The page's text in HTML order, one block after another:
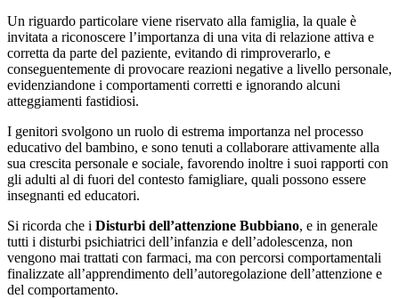
Un riguardo particolare viene riservato alla famiglia, la quale è
invitata a riconoscere l’importanza di una vita di relazione attiva e
corretta da parte del paziente, evitando di rimproverarlo, e
conseguentemente di provocare reazioni negative a livello personale,
evidenziandone i comportamenti corretti e ignorando alcuni
atteggiamenti fastidiosi.
I genitori svolgono un ruolo di estrema importanza nel processo
educativo del bambino, e sono tenuti a collaborare attivamente alla
sua crescita personale e sociale, favorendo inoltre i suoi rapporti con
gli adulti al di fuori del contesto famigliare, quali possono essere
insegnanti ed educatori.
Si ricorda che i Disturbi dell’attenzione Bubbiano, e in generale
tutti i disturbi psichiatrici dell’infanzia e dell’adolescenza, non
vengono mai trattati con farmaci, ma con percorsi comportamentali
finalizzate all’apprendimento dell’autoregolazione dell’attenzione e
del comportamento.